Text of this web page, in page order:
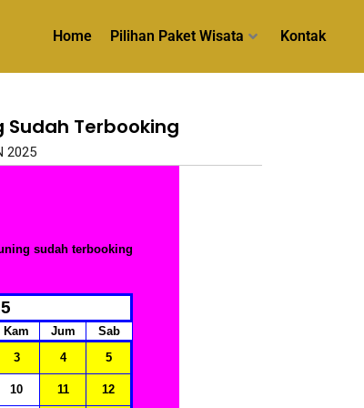
Home Pilihan Paket Wisata Kontak
Sudah Terbooking